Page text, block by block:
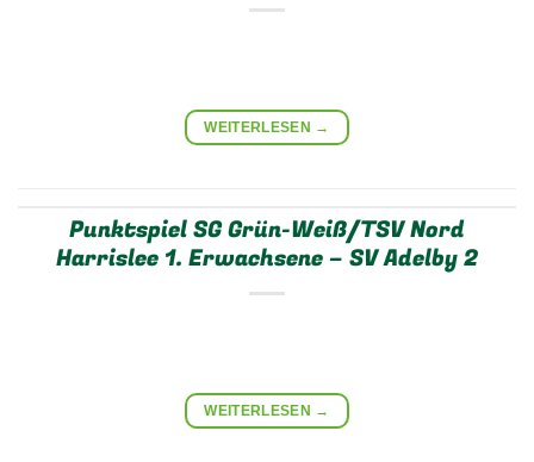
WEITERLESEN →
Punktspiel SG Grün-Weiß/TSV Nord
Harrislee 1. Erwachsene – SV Adelby 2
WEITERLESEN →